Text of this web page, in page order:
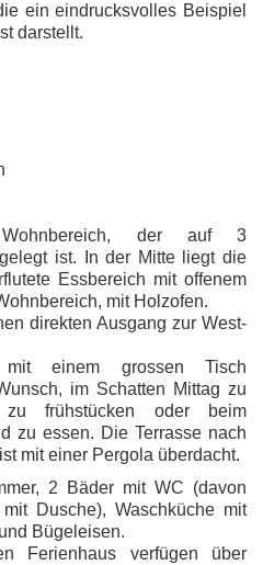
ein eindrucksvolles Beispiel
darstellt.
Wohnbereich, der auf 3
ist. In der Mitte liegt die
Essbereich mit offenem
mit Holzofen.
direkten Ausgang zur West-
einem grossen Tisch
im Schatten Mittag zu
frühstücken oder beim
zu essen. Die Terrasse nach
mit einer Pergola überdacht.
2 Bäder mit WC (davon
Dusche), Waschküche mit
Bügeleisen.
Ferienhaus verfügen über